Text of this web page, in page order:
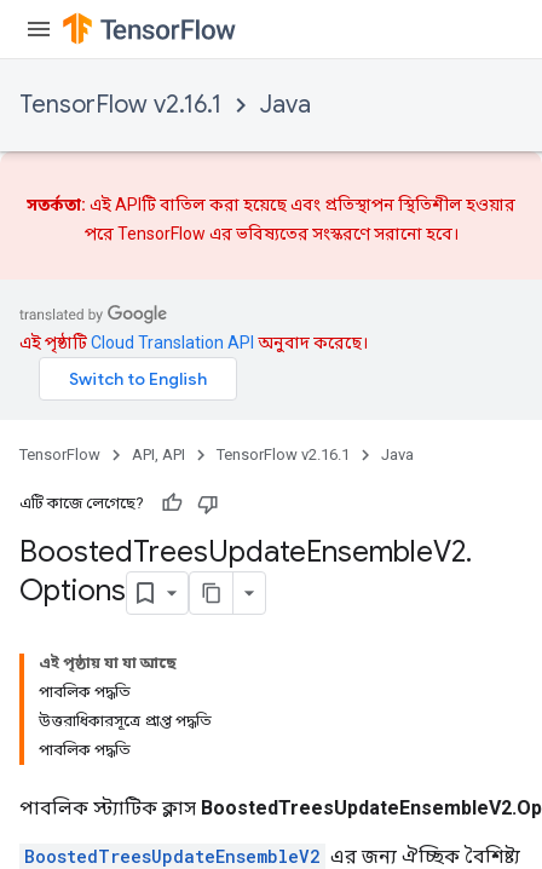
TensorFlow v2.16.1 Java
সতর্কতা: এই APIটি বাতিল করা হয়েছে এবং প্রতিস্থাপনস্থিতিশীল হওয়ার
পরে TensorFlow এর ভবিষ্যতের সংস্করণে সরানো হবে।
এই পৃষ্ঠাটিCloud Translation API অনুবাদ করেছে।
TensorFlow API, API TensorFlow v2.16.1 Java
এটি কাজে লেগেছে?
BoostedTreesUpdateEnsembleV2.
Options
এই পৃষ্ঠায় যা যা আছে
পাবলিক পদ্ধতি
উত্তরাধিকারসূত্রে প্রাপ্ত পদ্ধতি
পাবলিক পদ্ধতি
পাবলিক স্ট্যাটিক ক্লাস
BoostedTreesUpdateEnsembleV2 এর জন্য ঐচ্ছিক বৈশিষ্ট্য